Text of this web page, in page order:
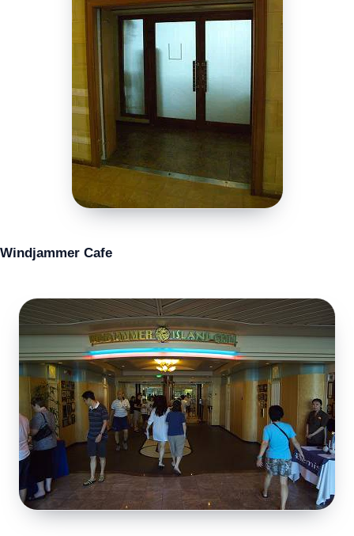
Windjammer Cafe